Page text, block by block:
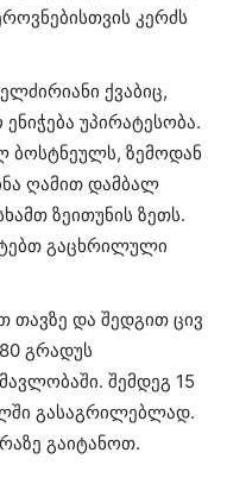
კერძს
ქვაბიც,
უპირატესობა.
ბოსტნეულს, ზემოდან
ღამით დამბალ
ზეითუნის ზეთს.
გაცხრილული
თავზე და შედგით ცივ
გრადუს
შემდეგ 15
გასაგრილებლად.
გაიტანოთ.